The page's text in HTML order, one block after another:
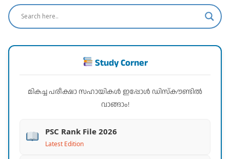
Study Corner
മികച്ച പരീക്ഷാ സഹായികൾ ഇപ്പോൾ ഡിസ്കൗണ്ടിൽ
വാങ്ങാം!
PSC Rank File 2026
Latest Edition